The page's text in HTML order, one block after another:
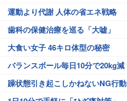
運動より代謝 人体の省エネ戦略
歯科の保健治療を巡る「大嘘」
大食い女子 46キロ体型の秘密
バランスボール毎日10分で20kg減
躁状態引き起こしかねないNG行動